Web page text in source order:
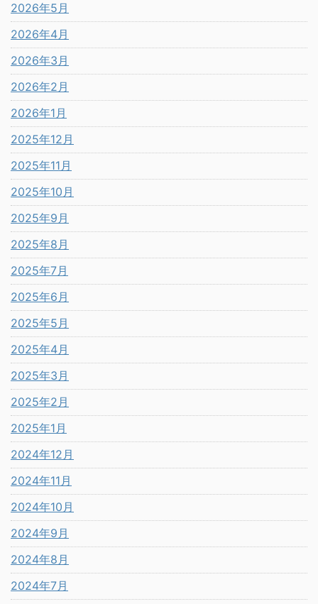
2026年5月
2026年4月
2026年3月
2026年2月
2026年1月
2025年12月
2025年11月
2025年10月
2025年9月
2025年8月
2025年7月
2025年6月
2025年5月
2025年4月
2025年3月
2025年2月
2025年1月
2024年12月
2024年11月
2024年10月
2024年9月
2024年8月
2024年7月